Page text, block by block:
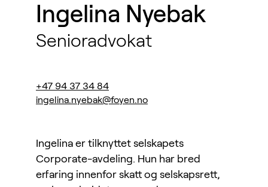
Ingelina Nyebak
Senioradvokat
+47 94 37 34 84
ingelina.nyebak@foyen.no
Ingelina er tilknyttet selskapets
Corporate-avdeling. Hun har bred
erfaring innenfor skatt og selskapsrett,